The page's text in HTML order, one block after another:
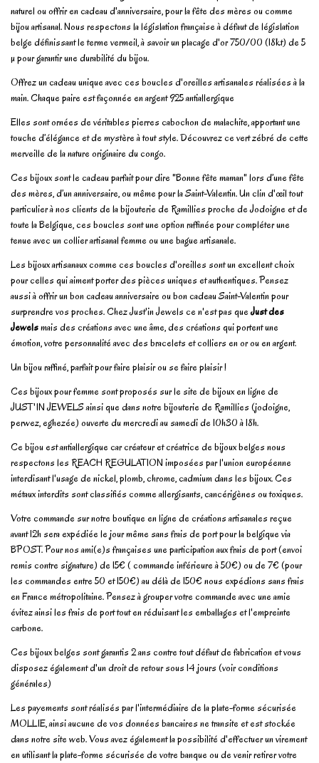
naturel ou offrir en cadeau d'anniversaire, pour la fête des mères ou comme
bijou artisanal. Nous respectons la législation française à défaut de législation
belge définissant le terme vermeil, à savoir un placage d'or 750/00 (18kt) de 5
µ pour garantir une durabilité du bijou.
Offrez un cadeau unique avec ces boucles d'oreilles artisanales réalisées à la
main. Chaque paire est façonnée en argent 925 antiallergique
Elles sont ornées de véritables pierres cabochon de malachite, apportant une
touche d’élégance et de mystère à tout style. Découvrez ce vert zébré de cette
merveille de la nature originaire du congo.
Ces bijoux sont le cadeau parfait pour dire "Bonne fête maman" lors d’une fête
des mères, d’un anniversaire, ou même pour la Saint-Valentin. Un clin d'œil tout
particulier à nos clients de la bijouterie de Ramillies proche de Jodoigne et de
toute la Belgique, ces boucles sont une option raffinée pour compléter une
tenue avec un collier artisanal femme ou une bague artisanale.
Les bijoux artisanaux comme ces boucles d'oreilles sont un excellent choix
pour celles qui aiment porter des pièces uniques et authentiques. Pensez
aussi à offrir un bon cadeau anniversaire ou bon cadeau Saint-Valentin pour
surprendre vos proches. Chez Just'in Jewels ce n'est pas queJust des
Jewelsmais des créations avec une âme, des créations qui portent une
émotion, votre personnalité avec des bracelets et colliers en or ou en argent.
Un bijou raffiné, parfait pour faire plaisir ou se faire plaisir !
Ces bijoux pour femme sont proposés sur le site de bijoux en ligne de
JUST'IN JEWELS ainsi que dans notre bijouterie de Ramillies (jodoigne,
perwez, eghezée) ouverte du mercredi au samedi de 10h30 à 18h.
Ce bijou est antiallergique car créateur et créatrice de bijoux belges nous
respectons les REACH REGULATION imposées par l'union européenne
interdisant l'usage de nickel, plomb, chrome, cadmium dans les bijoux. Ces
métaux interdits sont classifiés comme allergisants, cancérigènes ou toxiques.
Votre commande sur notre boutique en ligne de créations artisanales reçue
avant 12h sera expédiée le jour même sans frais de port pour la belgique via
BPOST. Pour nos ami(e)s françaises une participation aux frais de port (envoi
remis contre signature) de 15€ ( commande inférieure à 50€) ou de 7€ (pour
les commandes entre 50 et 150€) au délà de 150€ nous expédions sans frais
en France métropolitaine. Pensez à grouper votre commande avec une amie
évitez ainsi les frais de port tout en réduisant les emballages et l'empreinte
carbone.
Ces bijoux belges sont garantis 2 ans contre tout défaut de fabrication et vous
disposez également d'un droit de retour sous 14 jours (voir conditions
générales)
Les payements sont réalisés par l'intermédiaire de la plate-forme sécurisée
MOLLIE, ainsi aucune de vos données bancaires ne transite et est stockée
dans notre site web. Vous avez également la possibilité d'effectuer un virement
en utilisant la plate-forme sécurisée de votre banque ou de venir retirer votre